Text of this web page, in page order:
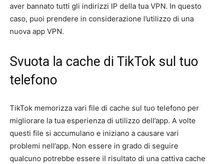
aver bannato tutti gli indirizzi IP della tua VPN. In questo
caso, puoi prendere in considerazione l’utilizzo di una
nuova app VPN.
Svuota la cache di TikTok sul tuo
telefono
TikTok memorizza vari file di cache sul tuo telefono per
migliorare la tua esperienza di utilizzo dell’app. A volte
questi file si accumulano e iniziano a causare vari
problemi nell’app. Non essere in grado di seguire
qualcuno potrebbe essere il risultato di una cattiva cache